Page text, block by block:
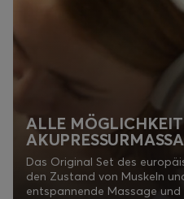
ALLE
Das Original Set des
den Zustand von Muskeln
entspannende Massage